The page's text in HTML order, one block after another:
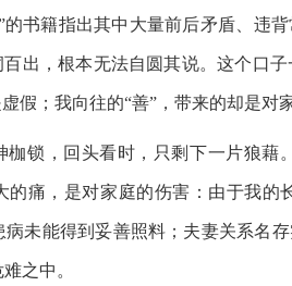
的书籍指出其中大量前后矛盾、违
百出，根本无法自圆其说。这个口
假；我向往的“善”，带来的却是对
枷锁，回头看时，只剩下一片狼
的痛，是对家庭的伤害：由于我
未能得到妥善照料；夫妻关系名
之中。